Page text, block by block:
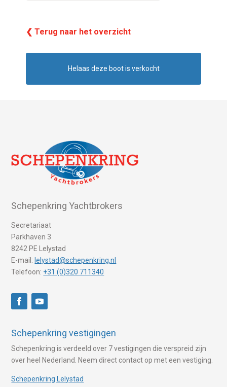
❮ Terug naar het overzicht
Helaas deze boot is verkocht
Schepenkring Yachtbrokers
Secretariaat
Parkhaven 3
8242 PE Lelystad
E-mail: lelystad@schepenkring.nl
Telefoon: +31 (0)320 711340
Schepenkring vestigingen
Schepenkring is verdeeld over 7 vestigingen die verspreid zijn
over heel Nederland. Neem direct contact op met een vestiging.
Schepenkring Lelystad